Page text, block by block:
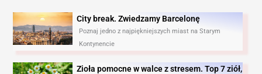
City break. Zwiedzamy Barcelonę​
Poznaj jedno z najpiękniejszych miast na Starym
Kontynencie
Zioła pomocne w walce z stresem. Top 7 ziół,